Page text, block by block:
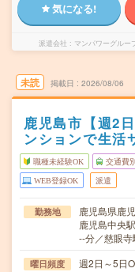
気になる!
派遣会社 マンパワーグル
未読 掲載日 2026/08/06
鹿児島市【週2
ンションで生活
職種未経験OK 交通費
WEB登録OK 派遣
勤務地
鹿児島県鹿
鹿児島中央
--分／慈眼
曜日頻度 週2日～5日